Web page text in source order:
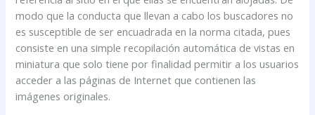
modo que la conducta que llevan a cabo los buscadores no
es susceptible de ser encuadrada en la norma citada, pues
consiste en una simple recopilación automática de vistas en
miniatura que solo tiene por finalidad permitir a los usuarios
acceder a las páginas de Internet que contienen las
imágenes originales.